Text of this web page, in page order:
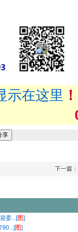
示在这里
下一篇：
委...[图]
图]